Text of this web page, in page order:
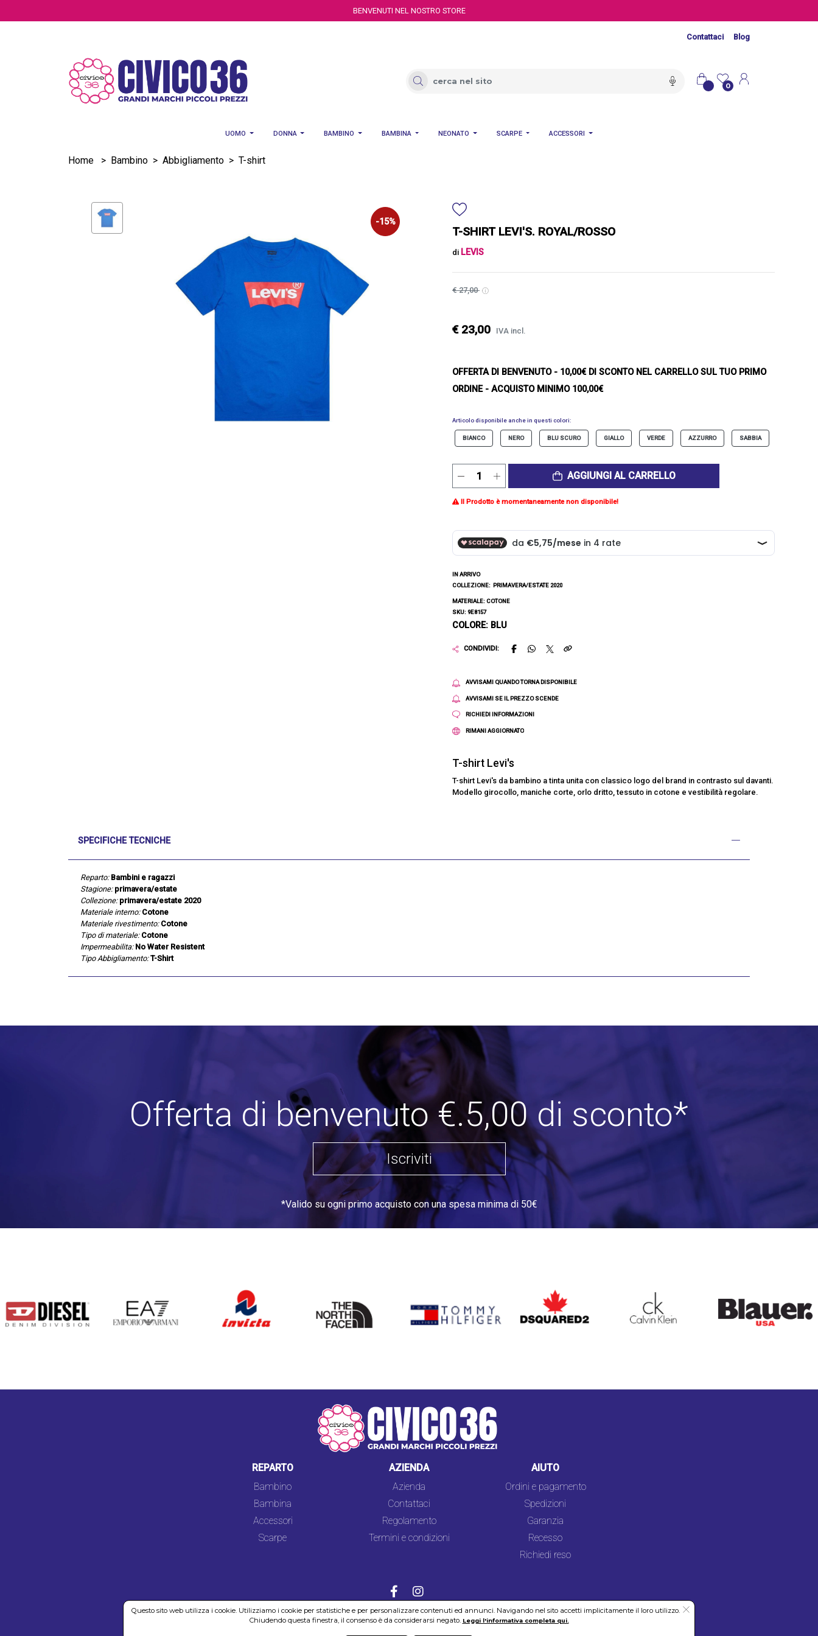
BENVENUTI NEL NOSTRO STORE
Contattaci Blog
0
UOMO DONNA BAMBINO BAMBINA NEONATO SCARPE ACCESSORI
Home > Bambino > Abbigliamento > T-shirt
-15%
T-SHIRT LEVI'S. ROYAL/ROSSO
di LEVIS
€ 27,00
€ 23,00 IVA incl.
OFFERTA DI BENVENUTO- 10,00€ DI SCONTO NEL CARRELLO SUL TUO PRIMO
ORDINE - ACQUISTO MINIMO 100,00€
Articolo disponibile anche in questi colori:
BIANCO NERO BLU SCURO GIALLO VERDE AZZURRO SABBIA
AGGIUNGI AL CARRELLO
Il Prodotto è momentaneamente non disponibile!
IN ARRIVO
COLLEZIONE: PRIMAVERA/ESTATE 2020
MATERIALE: COTONE
SKU: 9E8157
COLORE: BLU
CONDIVIDI:
AVVISAMI QUANDO TORNA DISPONIBILE
AVVISAMI SE IL PREZZO SCENDE
RICHIEDI INFORMAZIONI
RIMANI AGGIORNATO
T-shirt Levi's
T-shirt Levi's da bambino a tinta unita con classico logo del brand in contrasto sul davanti.
Modello girocollo, maniche corte, orlo dritto, tessuto in cotone e vestibilità regolare.
SPECIFICHE TECNICHE
Reparto: Bambini e ragazzi
Stagione: primavera/estate
Collezione: primavera/estate 2020
Materiale interno: Cotone
Materiale rivestimento: Cotone
Tipo di materiale: Cotone
Impermeabilita: No Water Resistent
Tipo Abbigliamento: T-Shirt
Offerta di benvenuto €.5,00 di sconto*
Iscriviti
*Valido su ogni primo acquisto con una spesa minima di 50€
INVICTA
NORTH
FACE
DSQUARED2 CALVIN KLEIN
REPARTO
Bambino
Bambina
Accessori
Scarpe
AZIENDA
Azienda
Contattaci
Regolamento
Termini e condizioni
AIUTO
Ordini e pagamento
Spedizioni
Garanzia
Recesso
Richiedi reso
COOKIES SICUREZZA PRIVACY
Questo sito web utilizza i cookie. Utilizziamo i cookie per statistiche e per personalizzare contenuti ed annunci. Navigando nel sito accetti implicitamente il loro utilizzo.
Chiudendo questa finestra, il consenso è da considerarsi negato. Leggi l'informativa completa qui.